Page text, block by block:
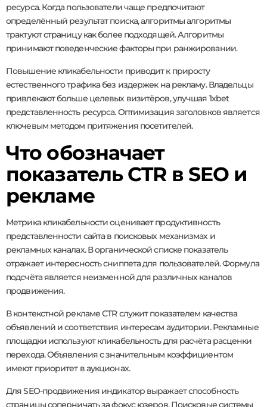
ресурса. Когда пользователи чаще предпочитают
определённый результат поиска, алгоритмы алгоритмы
трактуют страницу как более подходящей. Алгоритмы
принимают поведенческие факторы при ранжировании.
Повышение кликабельности приводит к приросту
естественного трафика без издержек на рекламу. Владельцы
привлекают больше целевых визитёров, улучшая 1xbet
представленность ресурса. Оптимизация заголовков является
ключевым методом притяжения посетителей.
Что обозначает
показатель CTR в SEO и
рекламе
Метрика кликабельности оценивает продуктивность
представленности сайта в поисковых механизмах и
рекламных каналах. В органической списке показатель
отражает интересность сниппета для пользователей. Формула
подсчёта является неизменной для различных каналов
продвижения.
В контекстной рекламе CTR служит показателем качества
объявлений и соответствия интересам аудитории. Рекламные
площадки используют кликабельность для расчёта расценки
перехода. Объявления с значительным коэффициентом
имеют приоритет в аукционах.
Для SEO-продвижения индикатор выражает способность
страницы соперничать за фокус юзеров. Поисковые системы